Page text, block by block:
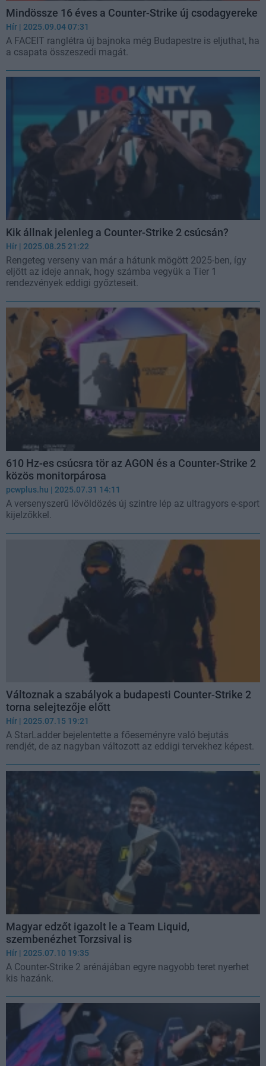
Mindössze 16 éves a Counter-Strike új csodagyereke
Hír | 2025.09.04 07:31
A FACEIT ranglétra új bajnoka még Budapestre is eljuthat, ha
a csapata összeszedi magát.
Kik állnak jelenleg a Counter-Strike 2 csúcsán?
Hír | 2025.08.25 21:22
Rengeteg verseny van már a hátunk mögött 2025-ben, így
eljött az ideje annak, hogy számba vegyük a Tier 1
rendezvények eddigi győzteseit.
610 Hz-es csúcsra tör az AGON és a Counter-Strike 2
közös monitorpárosa
pcwplus.hu | 2025.07.31 14:11
A versenyszerű lövöldözés új szintre lép az ultragyors e-sport
kijelzőkkel.
Változnak a szabályok a budapesti Counter-Strike 2
torna selejtezője előtt
Hír | 2025.07.15 19:21
A StarLadder bejelentette a főeseményre való bejutás
rendjét, de az nagyban változott az eddigi tervekhez képest.
Magyar edzőt igazolt le a Team Liquid,
szembenézhet Torzsival is
Hír | 2025.07.10 19:35
A Counter-Strike 2 arénájában egyre nagyobb teret nyerhet
kis hazánk.